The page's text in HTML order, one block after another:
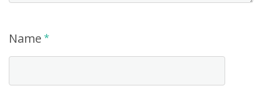
Name *